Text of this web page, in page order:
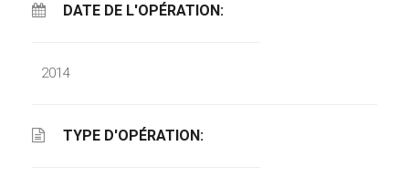
DATE DE L'OPÉRATION:
2014
TYPE D'OPÉRATION: